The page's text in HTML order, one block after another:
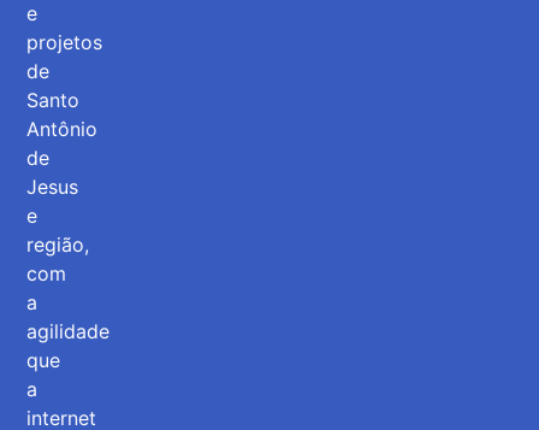
e
projetos
de
Santo
Antônio
de
Jesus
e
região,
com
a
agilidade
que
a
internet